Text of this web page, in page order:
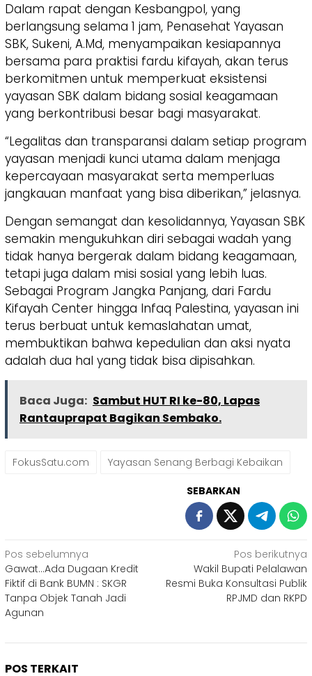
Dalam rapat dengan Kesbangpol, yang
berlangsung selama 1 jam, Penasehat Yayasan
SBK, Sukeni, A.Md, menyampaikan kesiapannya
bersama para praktisi fardu kifayah, akan terus
berkomitmen untuk memperkuat eksistensi
yayasan SBK dalam bidang sosial keagamaan
yang berkontribusi besar bagi masyarakat.
“Legalitas dan transparansi dalam setiap program
yayasan menjadi kunci utama dalam menjaga
kepercayaan masyarakat serta memperluas
jangkauan manfaat yang bisa diberikan,” jelasnya.
Dengan semangat dan kesolidannya, Yayasan SBK
semakin mengukuhkan diri sebagai wadah yang
tidak hanya bergerak dalam bidang keagamaan,
tetapi juga dalam misi sosial yang lebih luas.
Sebagai Program Jangka Panjang, dari Fardu
Kifayah Center hingga Infaq Palestina, yayasan ini
terus berbuat untuk kemaslahatan umat,
membuktikan bahwa kepedulian dan aksi nyata
adalah dua hal yang tidak bisa dipisahkan.
Baca Juga: Sambut HUT RI ke-80, Lapas
Rantauprapat Bagikan Sembako.
FokusSatu.com Yayasan Senang Berbagi Kebaikan
SEBARKAN
Navigasi
pos
Pos sebelumnya
Gawat…Ada Dugaan Kredit
Fiktif di Bank BUMN : SKGR
Tanpa Objek Tanah Jadi
Agunan
Pos berikutnya
Wakil Bupati Pelalawan
Resmi Buka Konsultasi Publik
RPJMD dan RKPD
POS TERKAIT